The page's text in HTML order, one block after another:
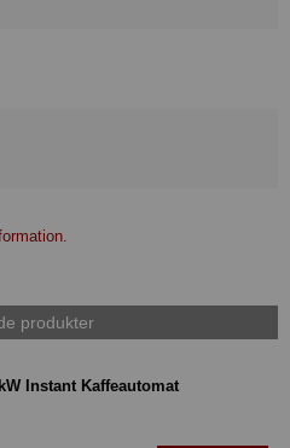
produkter
Instant Kaffeautomat